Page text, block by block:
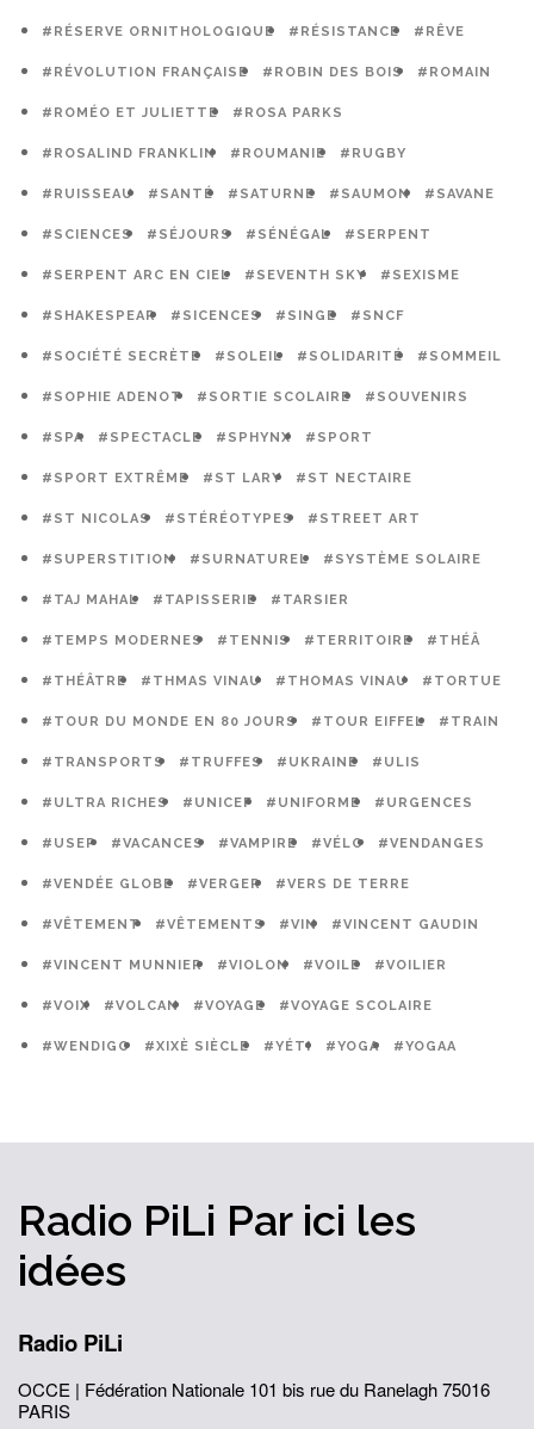
#RÉSERVE ORNITHOLOGIQUE #RÉSISTANCE #RÊVE
#RÉVOLUTION FRANÇAISE #ROBIN DES BOIS #ROMAIN
#ROMÉO ET JULIETTE #ROSA PARKS
#ROSALIND FRANKLIN #ROUMANIE #RUGBY
#RUISSEAU #SANTÉ #SATURNE #SAUMON #SAVANE
#SCIENCES #SÉJOURS #SÉNÉGAL #SERPENT
#SERPENT ARC EN CIEL #SEVENTH SKY #SEXISME
#SHAKESPEAR #SICENCES #SINGE #SNCF
#SOCIÉTÉ SECRÈTE #SOLEIL #SOLIDARITÉ #SOMMEIL
#SOPHIE ADENOT #SORTIE SCOLAIRE #SOUVENIRS
#SPA #SPECTACLE #SPHYNX #SPORT
#SPORT EXTRÊME #ST LARY #ST NECTAIRE
#ST NICOLAS #STÉRÉOTYPES #STREET ART
#SUPERSTITION #SURNATUREL #SYSTÈME SOLAIRE
#TAJ MAHAL #TAPISSERIE #TARSIER
#TEMPS MODERNES #TENNIS #TERRITOIRE #THÉÂ
#THÉÂTRE #THMAS VINAU #THOMAS VINAU #TORTUE
#TOUR DU MONDE EN 80 JOURS #TOUR EIFFEL #TRAIN
#TRANSPORTS #TRUFFES #UKRAINE #ULIS
#ULTRA RICHES #UNICEF #UNIFORME #URGENCES
#USEP #VACANCES #VAMPIRE #VÉLO #VENDANGES
#VENDÉE GLOBE #VERGER #VERS DE TERRE
#VÊTEMENT #VÊTEMENTS #VIN #VINCENT GAUDIN
#VINCENT MUNNIER #VIOLON #VOILE #VOILIER
#VOIX #VOLCAN #VOYAGE #VOYAGE SCOLAIRE
#WENDIGO #XIXÈ SIÈCLE #YÉTI #YOGA #YOGAA
Radio PiLi Par ici les
idées
Radio PiLi
OCCE | Fédération Nationale 101 bis rue du Ranelagh75016
PARIS